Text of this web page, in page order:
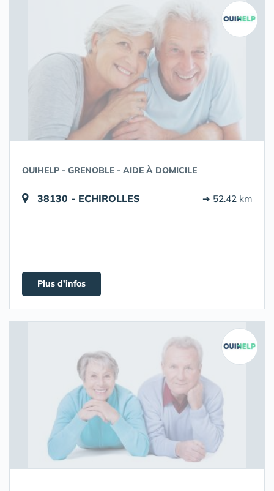
OUIHELP - GRENOBLE - AIDE À DOMICILE
38130 - ECHIROLLES ➔ 52.42 km
Plus d'infos